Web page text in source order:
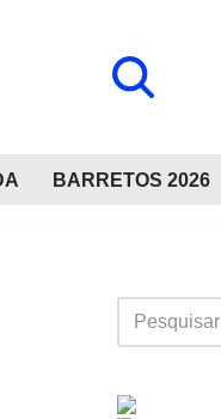
BARRETOS 2026